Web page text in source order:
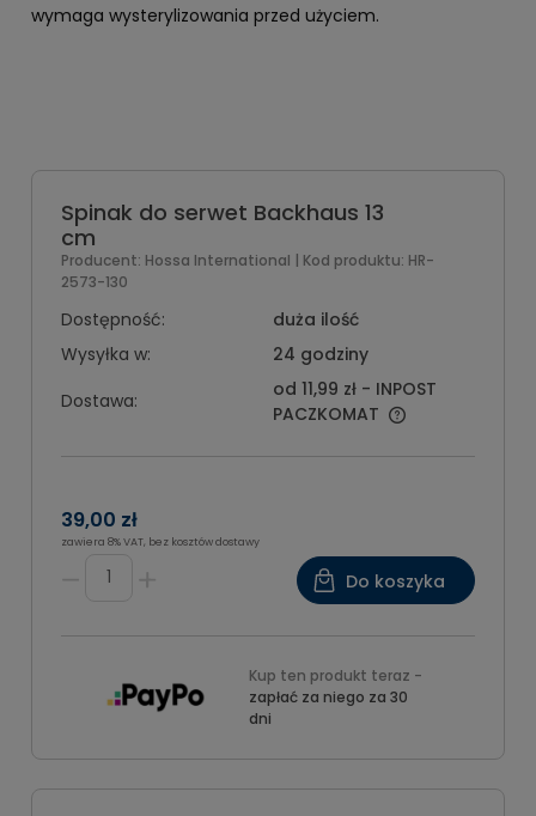
wymaga wysterylizowania przed użyciem.
Spinak do serwet Backhaus 13
cm
Producent: Hossa International | Kod produktu: HR-
2573-130
Dostępność:
duża ilość
Wysyłka w:
24 godziny
Dostawa:
od 11,99 zł - INPOST
PACZKOMAT
39,00 zł
zawiera 8% VAT, bez kosztów dostawy
Do koszyka
Kup ten produkt teraz -
zapłać za niego za 30
dni